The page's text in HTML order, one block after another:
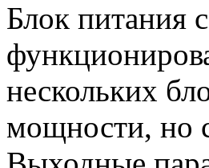
Блок питания
нескольких
мощности, но